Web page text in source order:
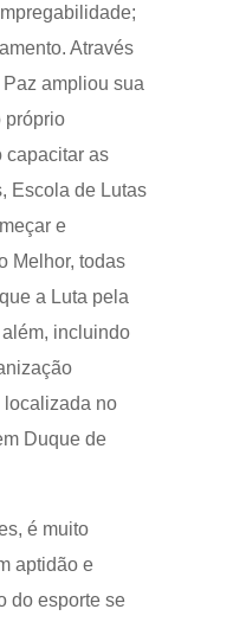
Através
ampliou sua
próprio
capacitar as
Escola de Lutas
e
Melhor, todas
a Luta pela
incluindo
localizada no
Duque de
é muito
aptidão e
do esporte se